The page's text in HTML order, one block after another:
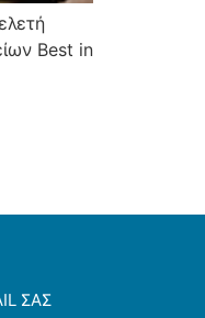
Best in
ΣΑΣ